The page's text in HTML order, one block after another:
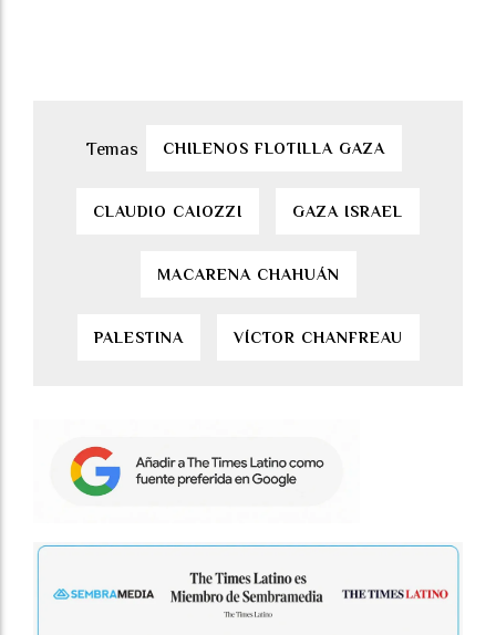
CHILENOS FLOTILLA GAZA
CLAUDIO CAIOZZI GAZA ISRAEL
MACARENA CHAHUÁN
PALESTINA VÍCTOR CHANFREAU